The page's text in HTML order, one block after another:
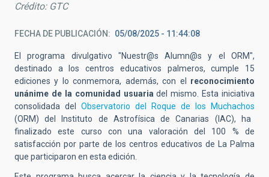
Crédito: GTC
FECHA DE PUBLICACIÓN 05/08/2025 - 11:44:08
El programa divulgativo "Nuestr@s Alumn@s y el ORM",
destinado a los centros educativos palmeros, cumple 15
ediciones y lo conmemora, además, con el reconocimiento
unánime de la comunidad usuariadel mismo. Esta iniciativa
consolidada del Observatorio del Roque de los Muchachos
(ORM) del Instituto de Astrofísica de Canarias (IAC), ha
finalizado este curso con una valoración del 100 % de
satisfacción por parte de los centros educativos de La Palma
que participaron en esta edición.